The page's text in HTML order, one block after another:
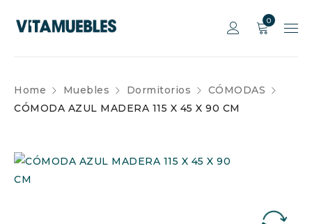
0
Home Muebles Dormitorios
CÓMODAS
CÓMODA AZUL MADERA 115 X 45 X 90 CM